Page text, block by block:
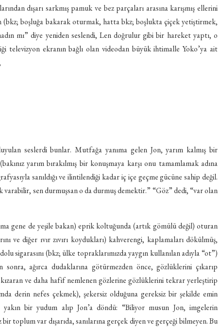
dışarı sarkmış pamuk ve bez parçaları arasına karışmış ellerini
boşluğa bakarak oturmak, hatta bkz; boşlukta çiçek yetiştirmek,
mı” diye yeniden seslendi, Len doğrulur gibi bir hareket yaptı, o
televizyon ekranın bağlı olan videodan büyük ihtimalle Yoko’ya ait
seslerdi bunlar. Mutfağa yanıma gelen Jon, yarım kalmış bir
yarım bırakılmış bir konuşmaya karşı onu tamamlamak adına
sanıldığı ve ilintilendiği kadar iç içe geçme gücüne sahip değil.
varabilir, sen durmuşsan o da durmuş demektir.” “Göz” dedi, “var olan
gene de yeşile bakan) eprik koltuğunda (artık gömülü değil) oturan
ve diğer ıvır zıvırı koydukları) kahverengi, kaplamaları dökülmüş,
sigarasını (bkz; ülke topraklarımızda yaygın kullanılan adıyla “ot”)
sonra, ağırca dudaklarına götürmezden önce, gözlüklerini çıkarıp
ve daha hafif nemlenen gözlerine gözlüklerini tekrar yerleştirip
derin nefes çekmek), şekersiz olduğuna gereksiz bir şekilde emin
yakın bir yudum alıp Jon’a döndü: “Biliyor musun Jon, imgelerin
toplum var dışarıda, sanılarına gerçek diyen ve gerçeği bilmeyen. Bu